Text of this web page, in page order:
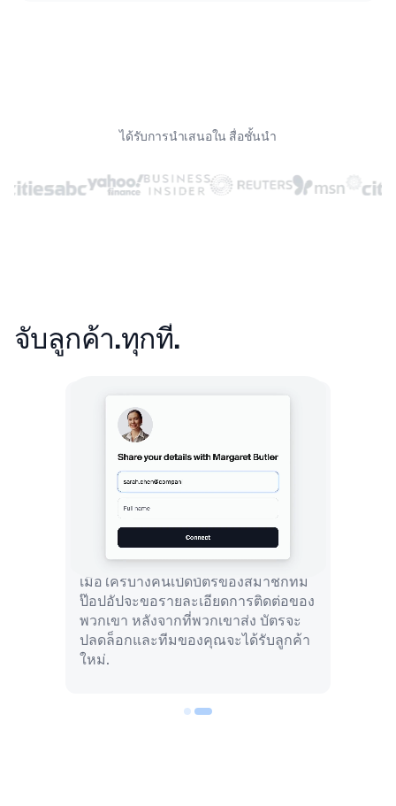
ได้รับการนำเสนอใน สื่อชั้นนำ
จับลูกค้า.ทุกที่.
เมื่อใครบางคนเปิดบัตรของสมาชิกทีม
ป๊อปอัปจะขอรายละเอียดการติดต่อของ
พวกเขา หลังจากที่พวกเขาส่ง บัตรจะ
ปลดล็อกและทีมของคุณจะได้รับลูกค้า
ใหม่.